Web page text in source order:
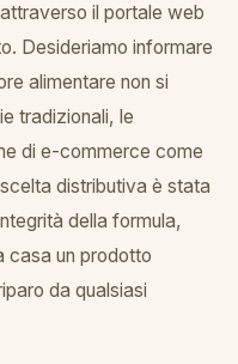
il portale web
Desideriamo informare
alimentare non si
tradizionali, le
di e-commerce come
distributiva è stata
della formula,
casa un prodotto
da qualsiasi